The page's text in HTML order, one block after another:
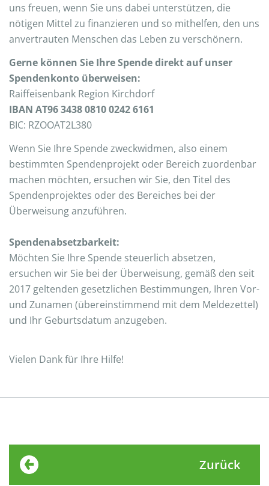
uns freuen, wenn Sie uns dabei unterstützen, die
nötigen Mittel zu finanzieren und so mithelfen, den uns
anvertrauten Menschen das Leben zu verschönern.
Gerne können Sie Ihre Spende direkt auf unser
Spendenkonto überweisen:
Raiffeisenbank Region Kirchdorf
IBAN AT96 3438 0810 0242 6161
BIC: RZOOAT2L380
Wenn Sie Ihre Spende zweckwidmen, also einem
bestimmten Spendenprojekt oder Bereich zuordenbar
machen möchten, ersuchen wir Sie, den Titel des
Spendenprojektes oder des Bereiches bei der
Überweisung anzuführen.
Spendenabsetzbarkeit:
Möchten Sie Ihre Spende steuerlich absetzen,
ersuchen wir Sie bei der Überweisung, gemäß den seit
2017 geltenden gesetzlichen Bestimmungen, Ihren Vor-
und Zunamen (übereinstimmend mit dem Meldezettel)
und Ihr Geburtsdatum anzugeben.
Vielen Dank für Ihre Hilfe!
Zurück